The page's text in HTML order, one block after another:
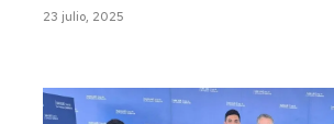
23 julio, 2025